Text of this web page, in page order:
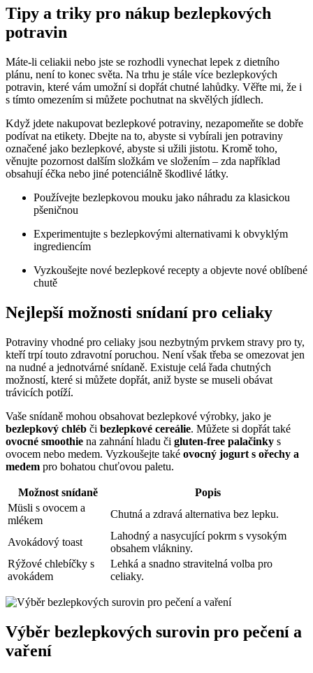
Tipy a triky pro nákup bezlepkových
potravin
Máte-li celiakii nebo jste se rozhodli vynechat lepek z dietního
plánu, není to konec světa. Na trhu je stále více bezlepkových
potravin, které vám umožní si dopřát chutné lahůdky. Věřte mi, že i
s tímto omezením si můžete pochutnat na skvělých jídlech.
Když jdete nakupovat bezlepkové potraviny, nezapomeňte se dobře
podívat na etikety. Dbejte na to, abyste si vybírali jen potraviny
označené jako bezlepkové, abyste si užili jistotu. Kromě toho,
věnujte pozornost dalším složkám ve složením – zda například
obsahují éčka nebo jiné potenciálně škodlivé látky.
Používejte bezlepkovou mouku jako náhradu za klasickou
pšeničnou
Experimentujte s bezlepkovými alternativami k obvyklým
ingrediencím
Vyzkoušejte nové bezlepkové recepty a objevte nové oblíbené
chutě
Nejlepší možnosti snídaní pro celiaky
Potraviny vhodné pro celiaky jsou nezbytným prvkem stravy pro ty,
kteří trpí touto zdravotní poruchou. Není však třeba se omezovat jen
na nudné a jednotvárné snídaně. Existuje celá řada chutných
možností, které si můžete dopřát, aniž byste se museli obávat
trávicích potíží.
Vaše snídaně mohou obsahovat bezlepkové výrobky, jako je
bezlepkový chléb či bezlepkové cereálie. Můžete si dopřát také
ovocné smoothie na zahnání hladu či gluten-free palačinky s
ovocem nebo medem. Vyzkoušejte také ovocný jogurt s ořechy a
medem pro bohatou chuťovou paletu.
Možnost snídaně
Popis
Müsli s ovocem a
mlékem
Chutná a zdravá alternativa bez lepku.
Avokádový toast
Lahodný a nasycující pokrm s vysokým
obsahem vlákniny.
Rýžové chlebíčky s
avokádem
Lehká a snadno stravitelná volba pro
celiaky.
Výběr bezlepkových surovin pro pečení a
vaření